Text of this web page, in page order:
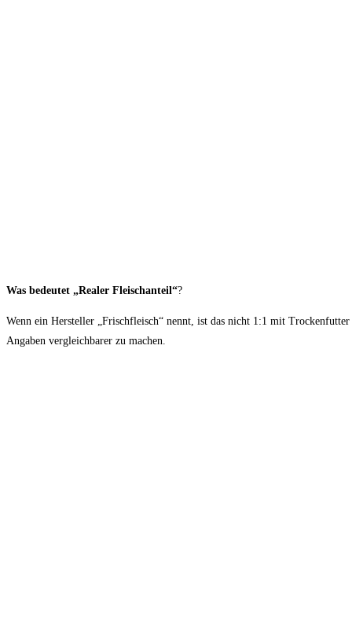
Was bedeutet „Realer Fleischanteil“?
Wenn ein Hersteller „Frischfleisch“ nennt, ist das nicht 1:1 mit
Angaben vergleichbarer zu machen.